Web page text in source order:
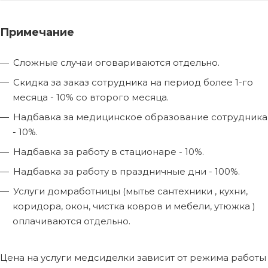
Примечание
Сложные случаи оговариваются отдельно.
Скидка за заказ сотрудника на период более 1-го
месяца - 10% со второго месяца.
Надбавка за медицинское образование сотрудника
- 10%.
Надбавка за работу в стационаре - 10%.
Надбавка за работу в праздничные дни - 100%.
Услуги домработницы (мытье сантехники , кухни,
коридора, окон, чистка ковров и мебели, утюжка )
оплачиваются отдельно.
Цена на услуги медсиделки зависит от режима работы